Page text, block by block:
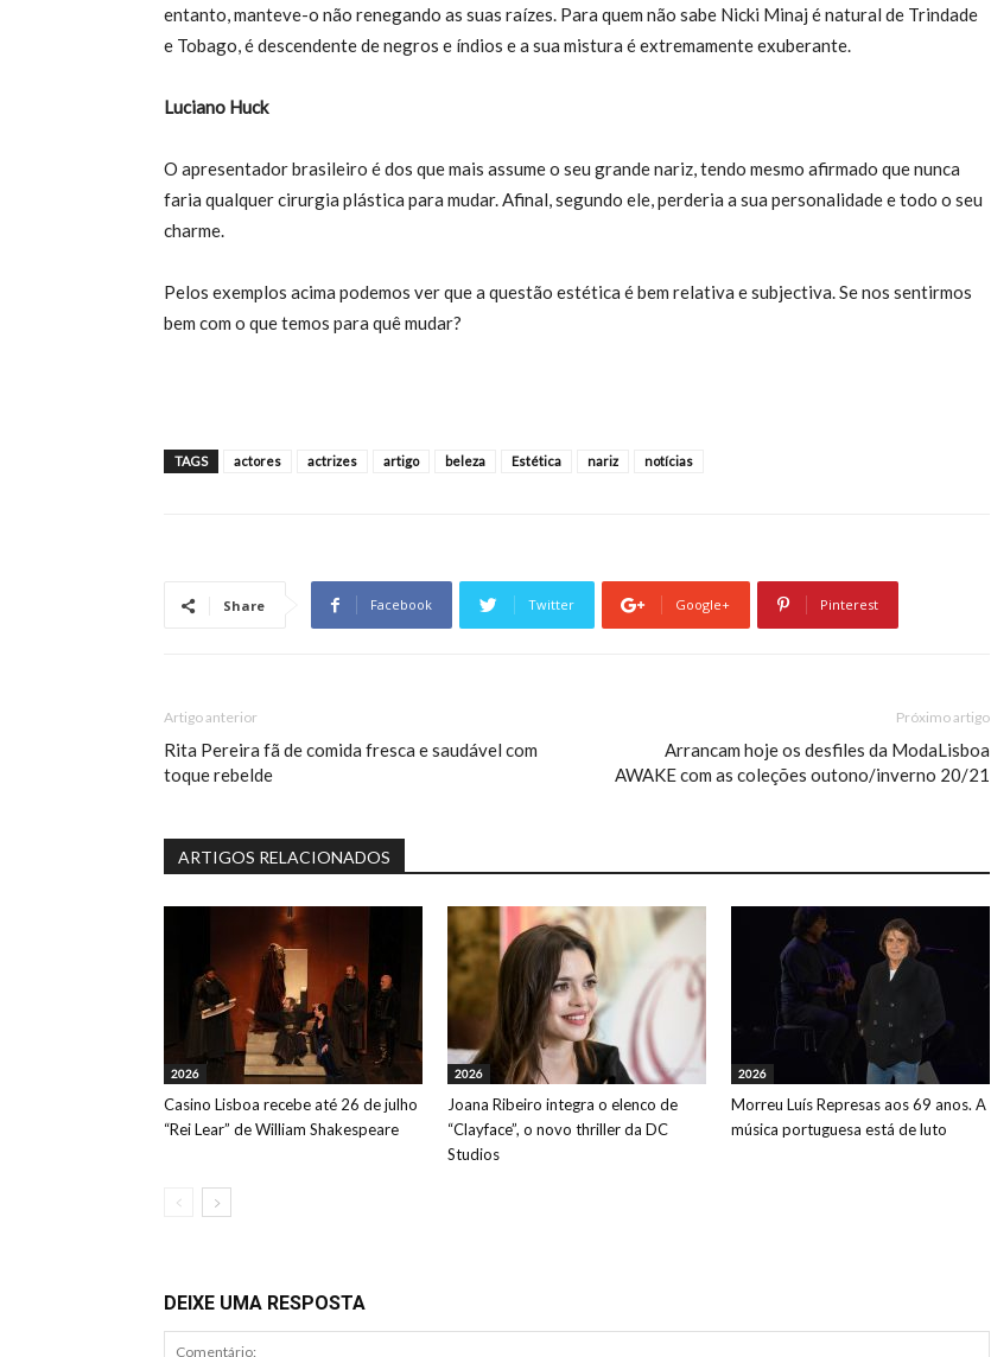
entanto, manteve-o não renegando as suas raízes. Para quem não sabe Nicki Minaj é natural de Trindade
e Tobago, é descendente de negros e índios e a sua mistura é extremamente exuberante.
Luciano Huck
O apresentador brasileiro é dos que mais assume o seu grande nariz, tendo mesmo afirmado que nunca
faria qualquer cirurgia plástica para mudar. Afinal, segundo ele, perderia a sua personalidade e todo o seu
charme.
Pelos exemplos acima podemos ver que a questão estética é bem relativa e subjectiva. Se nos sentirmos
bem com o que temos para quê mudar?
TAGS actores actrizes artigo beleza Estética nariz notícias
Share Facebook Twitter Google+ Pinterest
Artigo anterior
Rita Pereira fã de comida fresca e saudável com
toque rebelde
Próximo artigo
Arrancam hoje os desfiles da ModaLisboa
AWAKE com as coleções outono/inverno 20/21
ARTIGOS RELACIONADOS
2026
Casino Lisboa recebe até 26 de julho
“Rei Lear” de William Shakespeare
2026
Joana Ribeiro integra o elenco de
“Clayface”, o novo thriller da DC
Studios
2026
Morreu Luís Represas aos 69 anos. A
música portuguesa está de luto
DEIXE UMA RESPOSTA